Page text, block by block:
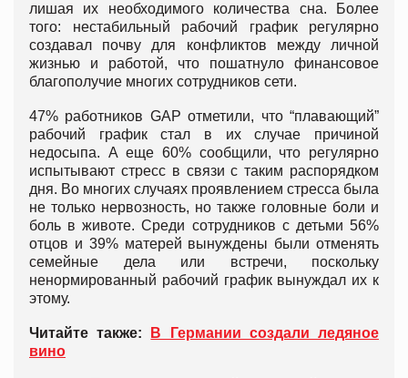
лишая их необходимого количества сна. Более
того: нестабильный рабочий график регулярно
создавал почву для конфликтов между личной
жизнью и работой, что пошатнуло финансовое
благополучие многих сотрудников сети.
47% работников GAP отметили, что “плавающий”
рабочий график стал в их случае причиной
недосыпа. А еще 60% сообщили, что регулярно
испытывают стресс в связи с таким распорядком
дня. Во многих случаях проявлением стресса была
не только нервозность, но также головные боли и
боль в животе. Среди сотрудников с детьми 56%
отцов и 39% матерей вынуждены были отменять
семейные дела или встречи, поскольку
ненормированный рабочий график вынуждал их к
этому.
Читайте также:
В Германии создали ледяное
вино